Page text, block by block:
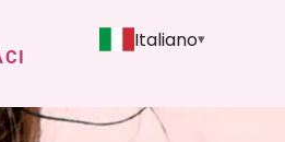
Italiano